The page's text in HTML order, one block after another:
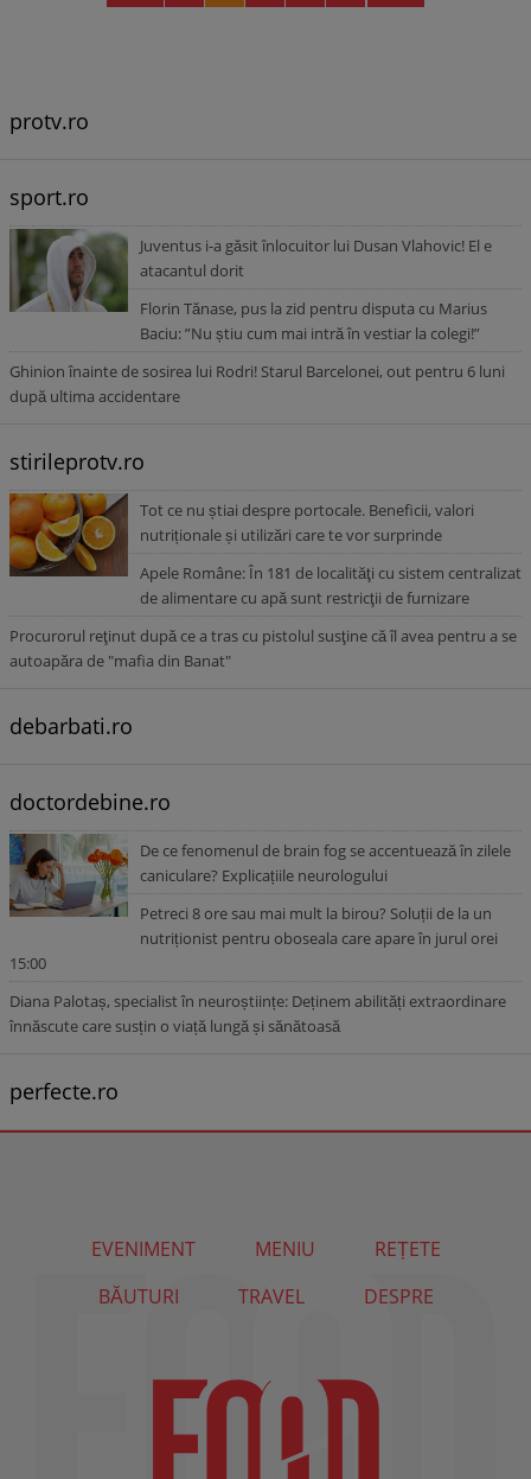
protv.ro
sport.ro
Juventus i-a găsit înlocuitor lui Dusan Vlahovic! El e
atacantul dorit
Florin Tănase, pus la zid pentru disputa cu Marius
Baciu: ”Nu știu cum mai intră în vestiar la colegi!”
Ghinion înainte de sosirea lui Rodri! Starul Barcelonei, out pentru 6 luni
după ultima accidentare
stirileprotv.ro
Tot ce nu știai despre portocale. Beneficii, valori
nutriționale și utilizări care te vor surprinde
Apele Române: În 181 de localităţi cu sistem centralizat
de alimentare cu apă sunt restricţii de furnizare
Procurorul reţinut după ce a tras cu pistolul susţine că îl avea pentru a se
autoapăra de "mafia din Banat"
debarbati.ro
doctordebine.ro
De ce fenomenul de brain fog se accentuează în zilele
caniculare? Explicațiile neurologului
Petreci 8 ore sau mai mult la birou? Soluții de la un
nutriționist pentru oboseala care apare în jurul orei
15:00
Diana Palotaș, specialist în neuroștiințe: Deținem abilități extraordinare
înnăscute care susțin o viață lungă și sănătoasă
perfecte.ro
EVENIMENT MENIU
REȚETE
BĂUTURI
TRAVEL DESPRE